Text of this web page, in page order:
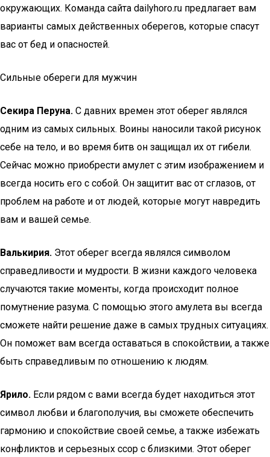
окружающих. Команда сайта dailyhoro.ru предлагает вам
варианты самых действенных оберегов, которые спасут
вас от бед и опасностей.
Сильные обереги для мужчин
Секира Перуна. С давних времен этот оберег являлся
одним из самых сильных. Воины наносили такой рисунок
себе на тело, и во время битв он защищал их от гибели.
Сейчас можно приобрести амулет с этим изображением и
всегда носить его с собой. Он защитит вас от сглазов, от
проблем на работе и от людей, которые могут навредить
вам и вашей семье.
Валькирия. Этот оберег всегда являлся символом
справедливости и мудрости. В жизни каждого человека
случаются такие моменты, когда происходит полное
помутнение разума. С помощью этого амулета вы всегда
сможете найти решение даже в самых трудных ситуациях.
Он поможет вам всегда оставаться в спокойствии, а также
быть справедливым по отношению к людям.
Ярило. Если рядом с вами всегда будет находиться этот
символ любви и благополучия, вы сможете обеспечить
гармонию и спокойствие своей семье, а также избежать
конфликтов и серьезных ссор с близкими. Этот оберег